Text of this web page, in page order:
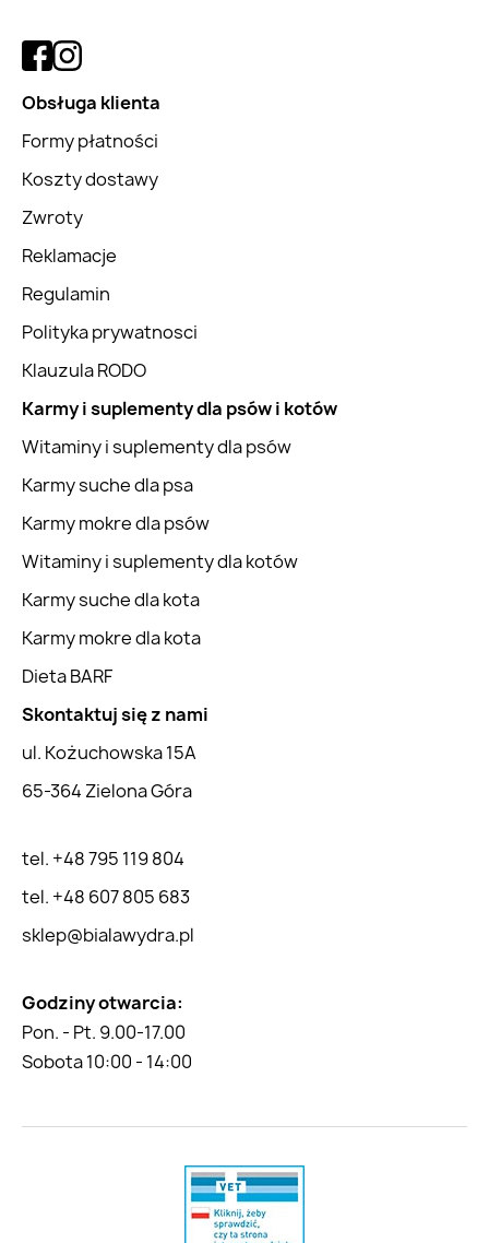
Obsługa klienta
Formy płatności
Koszty dostawy
Zwroty
Reklamacje
Regulamin
Polityka prywatnosci
Klauzula RODO
Karmy i suplementy dla psów i kotów
Witaminy i suplementy dla psów
Karmy suche dla psa
Karmy mokre dla psów
Witaminy i suplementy dla kotów
Karmy suche dla kota
Karmy mokre dla kota
Dieta BARF
Skontaktuj się z nami
ul. Kożuchowska 15A
65-364 Zielona Góra
tel. +48 795 119 804
tel. +48 607 805 683
sklep@bialawydra.pl
Godziny otwarcia:
Pon. - Pt. 9.00-17.00
Sobota 10:00 - 14:00